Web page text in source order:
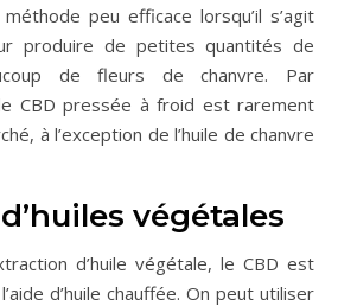
peu efficace lorsqu’il s’agit
produire de petites quantités de
de fleurs de chanvre. Par
CBD pressée à froid est rarement
à l’exception de l’huile de chanvre
végétales
d’huile végétale, le CBD est
d’huile chauffée. On peut utiliser